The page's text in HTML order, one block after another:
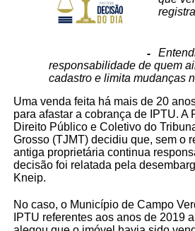
responsabilidade de quem
cadastro e limita mudanças
Uma venda feita há mais de 20
para afastar a cobrança de IPTU. A
Direito Público e Coletivo do
Grosso (TJMT) decidiu que, sem o
antiga proprietária continua
decisão foi relatada pela
Kneip.
No caso, o Município de Campo
IPTU referentes aos anos de 2019